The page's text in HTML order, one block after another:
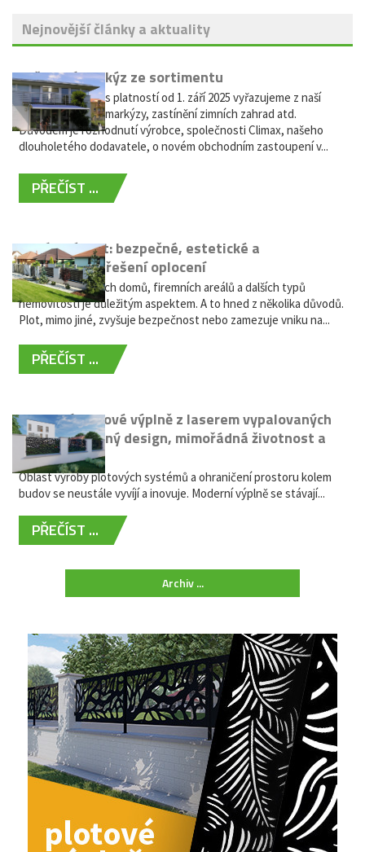
Nejnovější články a aktuality
Vyřazení markýz ze sortimentu
Vážení zákazníci, s platností od 1. září 2025 vyřazujeme z naší
nabídky výsuvné markýzy, zastínění zimních zahrad atd.
Důvodem je rozhodnutí výrobce, společnosti Climax, našeho
dlouholetého dodavatele, o novém obchodním zastoupení v...
PŘEČÍST ...
Hliníkový plot: bezpečné, estetické a
bezúdržbové řešení oplocení
Oplocení rodinných domů, firemních areálů a dalších typů
nemovitostí je důležitým aspektem. A to hned z několika důvodů.
Plot, mimo jiné, zvyšuje bezpečnost nebo zamezuje vniku na...
PŘEČÍST ...
Moderní plotové výplně z laserem vypalovaných
kovů: výjimečný design, mimořádná životnost a
žádná údržba
Oblast výroby plotových systémů a ohraničení prostoru kolem
budov se neustále vyvíjí a inovuje. Moderní výplně se stávají...
PŘEČÍST ...
Archiv ...